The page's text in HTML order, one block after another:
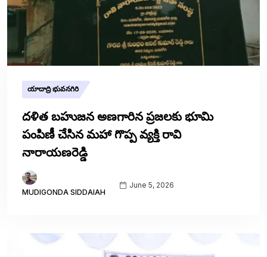
యాదాద్రి భువనగిరి
దళిత బహుజన అణగారిన ప్రజలకు భూమి
పంపిణీ చేసిన మహా గొప్ప వ్యక్తి రావి
నారాయణరెడ్డి
MUDIGONDA SIDDAIAH
June 5, 2026